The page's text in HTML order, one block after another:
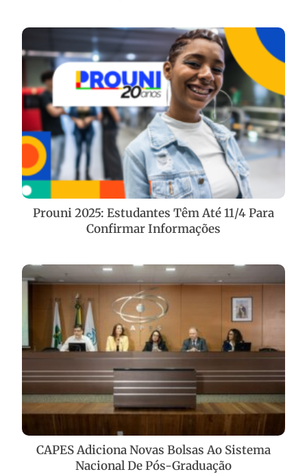
Prouni 2025: Estudantes Têm Até 11/4 Para
Confirmar Informações
CAPES Adiciona Novas Bolsas Ao Sistema
Nacional De Pós-Graduação